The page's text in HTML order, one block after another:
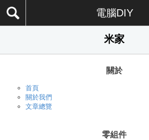
電腦DIY
米家
關於
首頁
關於我們
文章總覽
零組件